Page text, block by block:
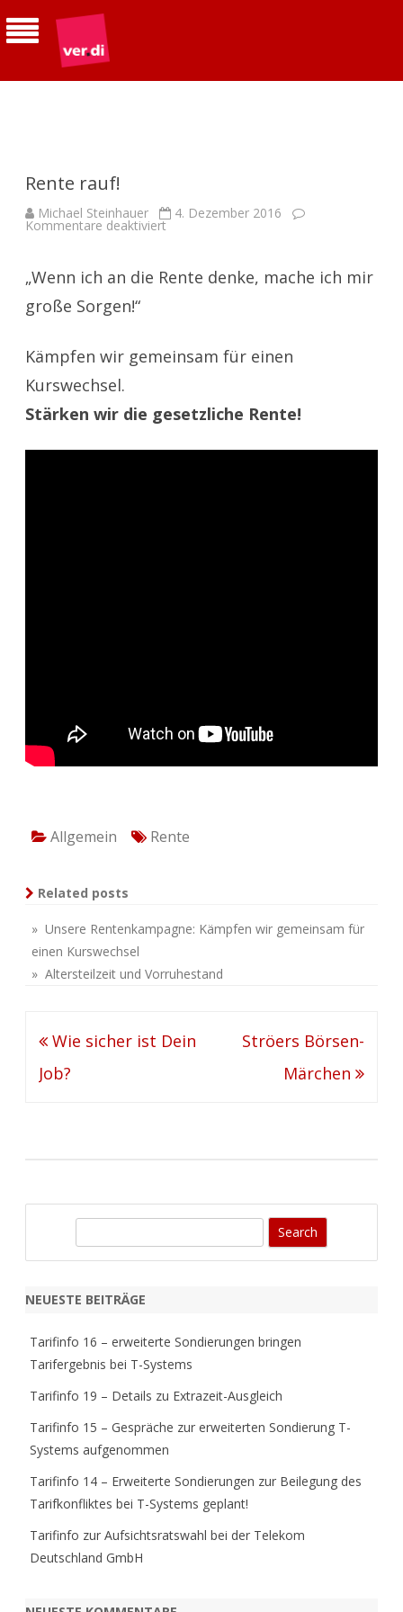
Rente rauf!
Michael Steinhauer 4. Dezember 2016
Kommentare deaktiviertfür
„Wenn ich an die Rente denke, mache ich mir
große Sorgen!“
Kämpfen wir gemeinsam für einen
Kurswechsel.
Stärken wir die gesetzliche Rente!
Allgemein Rente
Related posts
» Unsere Rentenkampagne: Kämpfen wir gemeinsam für
einen Kurswechsel
» Altersteilzeit und Vorruhestand
Beitragsnavigation
Wie sicher ist Dein
Job?
Ströers Börsen-
Märchen
r
h
NEUESTE BEITRÄGE
Tarifinfo 16 – erweiterte Sondierungen bringen
Tarifergebnis bei T-Systems
Tarifinfo 19 – Details zu Extrazeit-Ausgleich
Tarifinfo 15 – Gespräche zur erweiterten Sondierung T-
Systems aufgenommen
Tarifinfo 14 – Erweiterte Sondierungen zur Beilegung des
Tarifkonfliktes bei T-Systems geplant!
Tarifinfo zur Aufsichtsratswahl bei der Telekom
Deutschland GmbH